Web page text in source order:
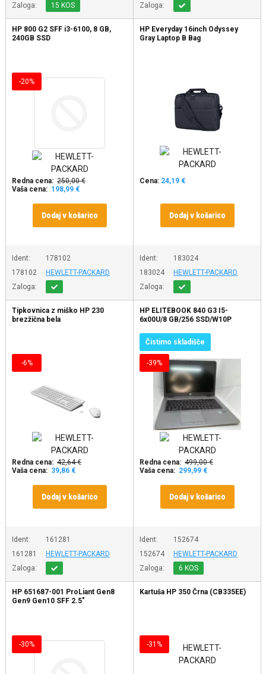
Zaloga:
15 KOS
Zaloga:
HP 800 G2 SFF i3-6100, 8 GB,
240GB SSD
-20%
Redna cena: 250,00 €
Vaša cena: 198,99 €
Dodaj v košarico
Ident:
178102
178102
HEWLETT-PACKARD
Zaloga:
HP Everyday 16inch Odyssey
Gray Laptop B Bag
Cena: 24,19 €
Dodaj v košarico
Ident:
183024
183024
HEWLETT-PACKARD
Zaloga:
Tipkovnica z miško HP 230
brezžična bela
-6%
Redna cena: 42,64 €
Vaša cena: 39,86 €
Dodaj v košarico
Ident:
161281
161281
HEWLETT-PACKARD
Zaloga:
HP ELITEBOOK 840 G3 I5-
6x00U/8 GB/256 SSD/W10P
Čistimo skladišče
-39%
Redna cena: 499,00 €
Vaša cena: 299,99 €
Dodaj v košarico
Ident:
152674
152674
HEWLETT-PACKARD
Zaloga:
6 KOS
HP 651687-001 ProLiant Gen8
Gen9 Gen10 SFF 2.5"
-30%
Kartuša HP 350 Črna (CB335EE)
-31%